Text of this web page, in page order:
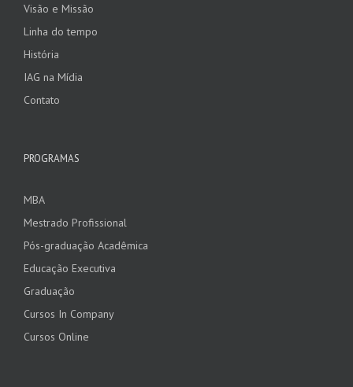
Visão e Missão
Linha do tempo
História
IAG na Mídia
Contato
PROGRAMAS
MBA
Mestrado Profissional
Pós-graduação Acadêmica
Educação Executiva
Graduação
Cursos In Company
Cursos Online